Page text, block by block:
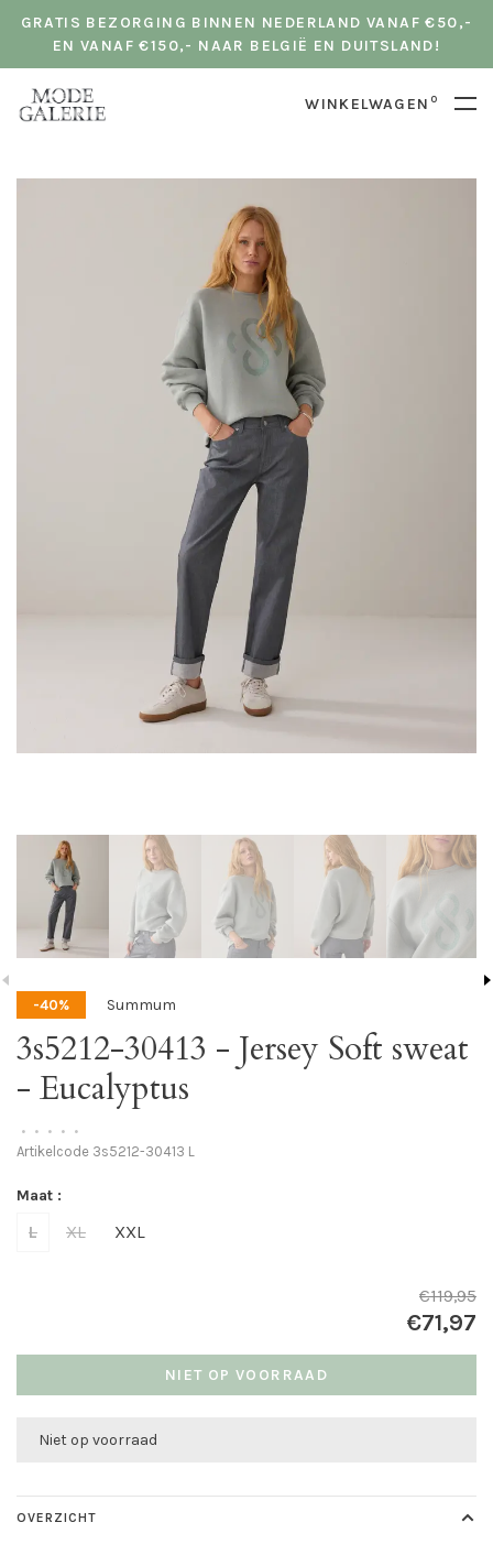
GRATIS BEZORGING BINNEN NEDERLAND VANAF €50,-
EN VANAF €150,- NAAR BELGIË EN DUITSLAND!
WINKELWAGEN 0
-40% Summum
3s5212-30413 - Jersey Soft sweat
- Eucalyptus
• • • • •
Artikelcode 3s5212-30413 L
Maat :
L XL XXL
€119,95
€71,97
NIET OP VOORRAAD
Niet op voorraad
OVERZICHT